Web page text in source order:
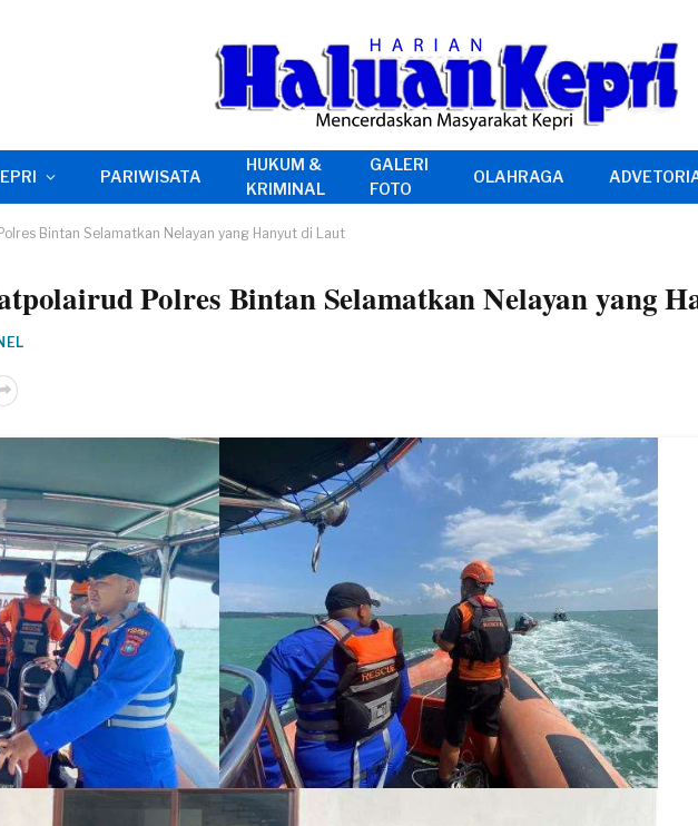
PARIWISATA
HUKUM &
KRIMINAL
GALERI
FOTO
OLAHRAGA
Bintan Selamatkan Nelayan yang Hanyut di Laut
Polres Bintan Selamatkan Nelayan yang